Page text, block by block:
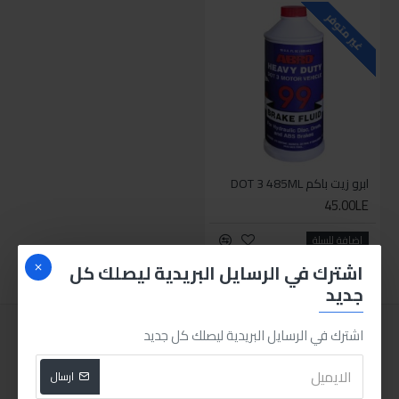
اشترك في الرسايل البريدية ليصلك كل
جديد
اشترك في الرسايل البريدية ليصلك كل جديد
ارسال
غير متوفر
ابرو زيت باكم DOT 3 485ML
45.00LE
اضافة للسلة